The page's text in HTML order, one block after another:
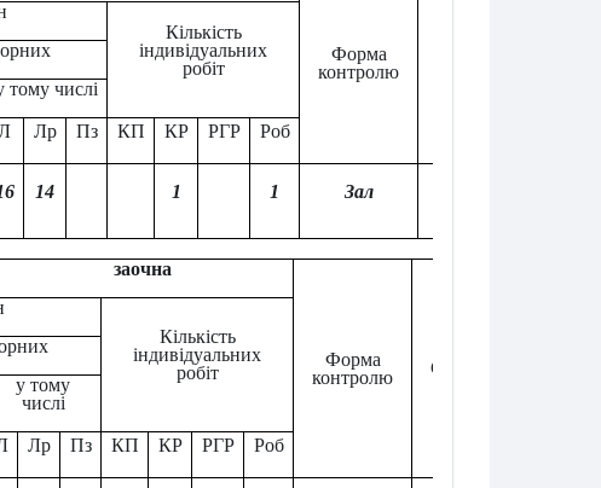
Форма
контролю
Кількість
індивідуальних
робіт
тому числі
Лр Пз КП КР РГР Роб
14 1 1 Зал
заочна
Форма
контролю
Семестр
Кількість
індивідуальних
робіт
у тому
числі
Лр Пз КП КР РГР Роб